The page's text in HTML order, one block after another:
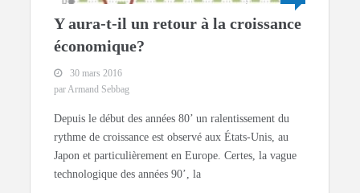
Y aura-t-il un retour à la croissance
économique?
30 mars 2016
par Armand Sebbag
Depuis le début des années 80’ un ralentissement du
rythme de croissance est observé aux États-Unis, au
Japon et particulièrement en Europe. Certes, la vague
technologique des années 90’, la